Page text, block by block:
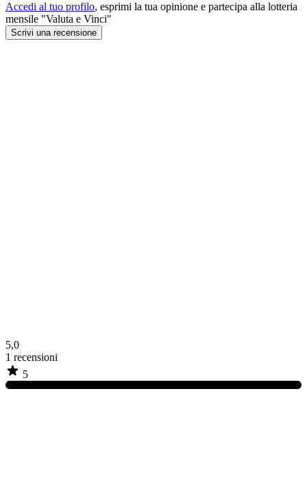
Accedi al tuo profilo, esprimi la tua opinione e partecipa alla lotteria
mensile "Valuta e Vinci"
Scrivi una recensione
5,0
1 recensioni
5